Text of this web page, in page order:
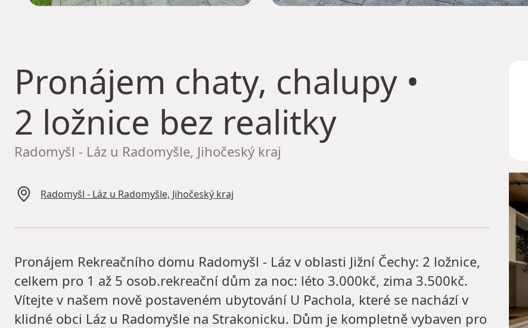
Pronájem chaty, chalupy •
2 ložnice bez realitky
Radomyšl - Láz u Radomyšle, Jihočeský kraj
Radomyšl - Láz u Radomyšle, Jihočeský kraj
Pronájem Rekreačního domu Radomyšl - Láz v oblasti Jižní Čechy: 2 ložnice,
celkem pro 1 až 5 osob.rekreační dům za noc: léto 3.000kč, zima 3.500kč.
Vítejte v našem nově postaveném ubytování U Pachola, které se nachází v
klidné obci Láz u Radomyšle na Strakonicku. Dům je kompletně vybaven pro